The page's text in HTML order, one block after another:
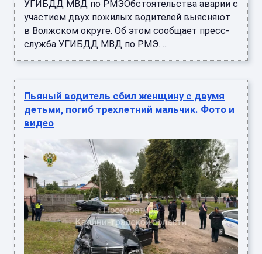
УГИБДД МВД по РМЭОбстоятельства аварии с
участием двух пожилых водителей выясняют
в Волжском округе. Об этом сообщает пресс-
служба УГИБДД МВД по РМЭ. ...
Пьяный водитель сбил женщину с двумя
детьми, погиб трехлетний мальчик. Фото и
видео